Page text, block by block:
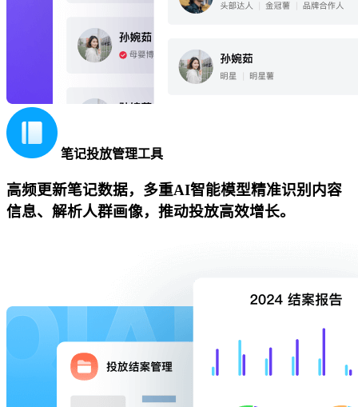
笔记投放管理工具
高频更新笔记数据，多重AI智能模型精准识别内容
信息、解析人群画像，推动投放高效增长。